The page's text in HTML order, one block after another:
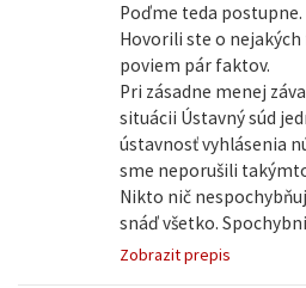
Poďme teda postupne.
Hovorili ste o
poviem pár faktov.
Pri zásadne menej
situácii Ústavný súd
ústavnosť vyhlásenia
sme neporušili
Nikto nič
snáď všetko.
Zobrazit prepis